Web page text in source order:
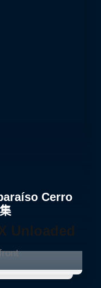
Cerro
Unloaded